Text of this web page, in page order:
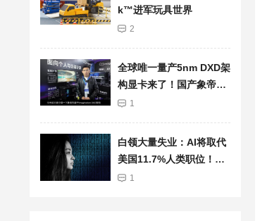
k™进军玩具世界
2
全球唯一量产5nm DXD架
构显卡来了！国产象帝先
自研GPU首发亮相：支持
1
白领大量失业：AI将取代
美国11.7%人类职位！总
薪资高达1.2兆美元
1